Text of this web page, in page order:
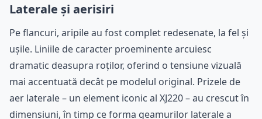
Laterale și aerisiri
Pe flancuri, aripile au fost complet redesenate, la fel și
ușile. Liniile de caracter proeminente arcuiesc
dramatic deasupra roților, oferind o tensiune vizuală
mai accentuată decât pe modelul original. Prizele de
aer laterale – un element iconic al XJ220 – au crescut în
dimensiuni, în timp ce forma geamurilor laterale a